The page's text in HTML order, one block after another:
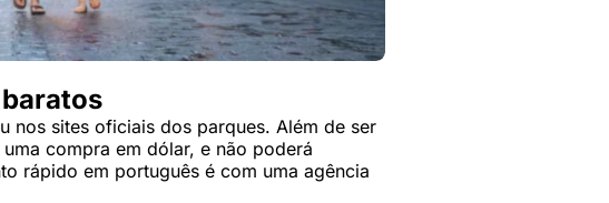
nos sites oficiais dos parques. Além de ser
compra em dólar, e não poderá
rápido em português é com uma agência